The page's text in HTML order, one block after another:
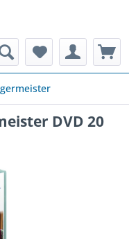
DVD 20